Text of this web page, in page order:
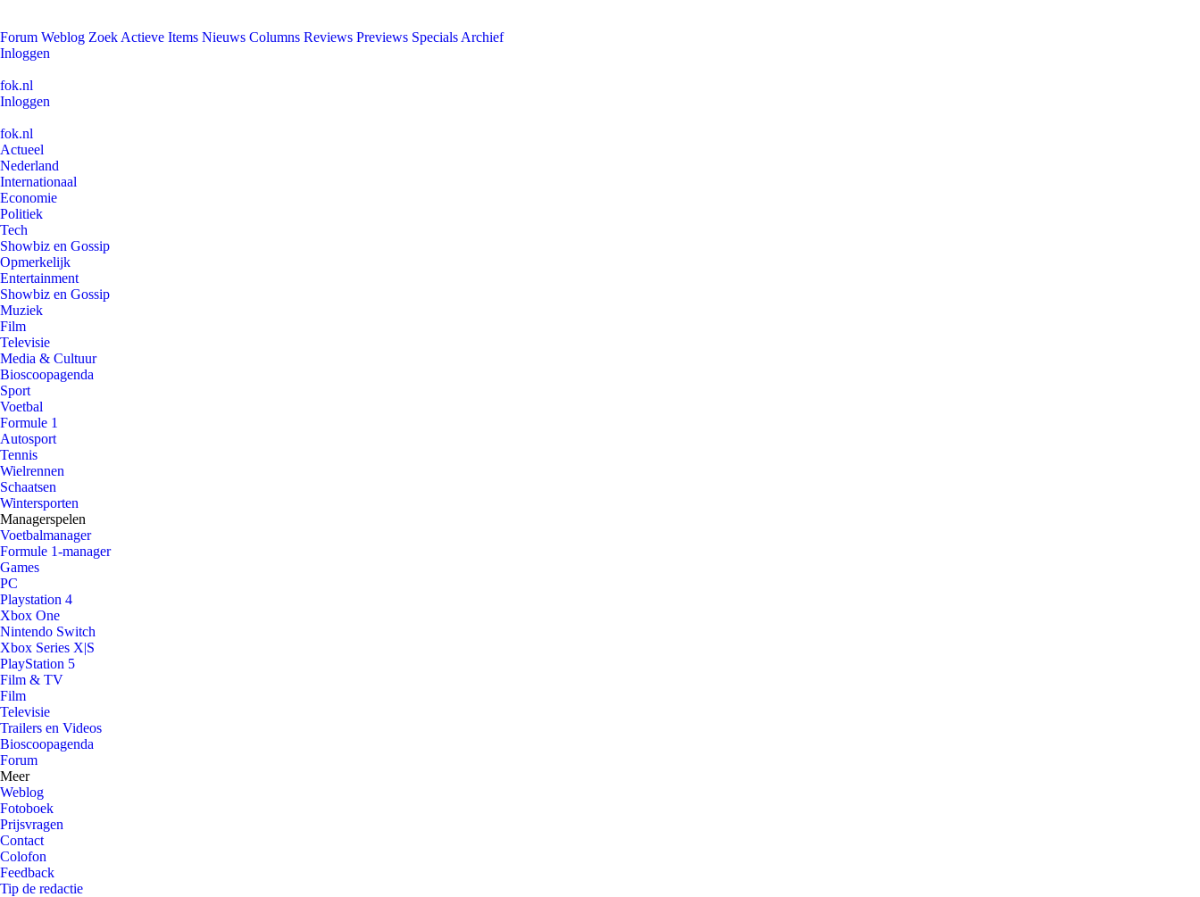
Forum Weblog Zoek Actieve Items Nieuws Columns Reviews Previews Specials Archief
Inloggen
fok.nl
Inloggen
fok.nl
Actueel
Nederland
Internationaal
Economie
Politiek
Tech
Showbiz en Gossip
Opmerkelijk
Entertainment
Showbiz en Gossip
Muziek
Film
Televisie
Media & Cultuur
Bioscoopagenda
Sport
Voetbal
Formule 1
Autosport
Tennis
Wielrennen
Schaatsen
Wintersporten
Managerspelen
Voetbalmanager
Formule 1-manager
Games
PC
Playstation 4
Xbox One
Nintendo Switch
Xbox Series X|S
PlayStation 5
Film & TV
Film
Televisie
Trailers en Videos
Bioscoopagenda
Forum
Meer
Weblog
Fotoboek
Prijsvragen
Contact
Colofon
Feedback
Tip de redactie